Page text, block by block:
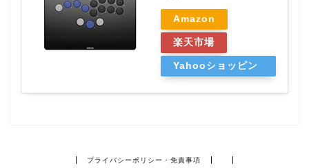
Amazon
楽天市場
Yahooショッピン
プライバシーポリシー・免責事項